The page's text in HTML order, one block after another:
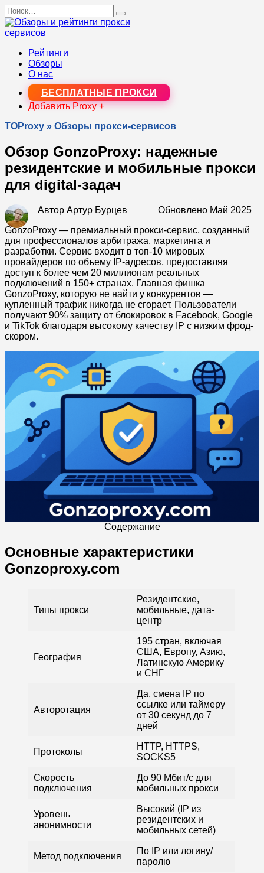
Перейти
к
содержанию
Search
for:
Рейтинги
Обзоры
О нас
БЕСПЛАТНЫЕ ПРОКСИ
Добавить Proxy +
TOProxy » Обзоры прокси-сервисов
Обзор GonzoProxy: надежные
резидентские и мобильные прокси
для digital-задач
Автор Артур Бурцев Обновлено Май 2025
GonzoProxy — премиальный прокси-сервис, созданный
для профессионалов арбитража, маркетинга и
разработки. Сервис входит в топ-10 мировых
провайдеров по объему IP-адресов, предоставляя
доступ к более чем 20 миллионам реальных
подключений в 150+ странах. Главная фишка
GonzoProxy, которую не найти у конкурентов —
купленный трафик никогда не сгорает. Пользователи
получают 90% защиту от блокировок в Facebook, Google
и TikTok благодаря высокому качеству IP с низким фрод-
скором.
Содержание
Основные характеристики
Gonzoproxy.com
Типы прокси
Резидентские,
мобильные, дата-
центр
География
195 стран, включая
США, Европу, Азию,
Латинскую Америку
и СНГ
Авторотация
Да, смена IP по
ссылке или таймеру
от 30 секунд до 7
дней
Протоколы
HTTP, HTTPS,
SOCKS5
Скорость
подключения
До 90 Мбит/с для
мобильных прокси
Уровень
анонимности
Высокий (IP из
резидентских и
мобильных сетей)
Метод подключения
По IP или логину/
паролю